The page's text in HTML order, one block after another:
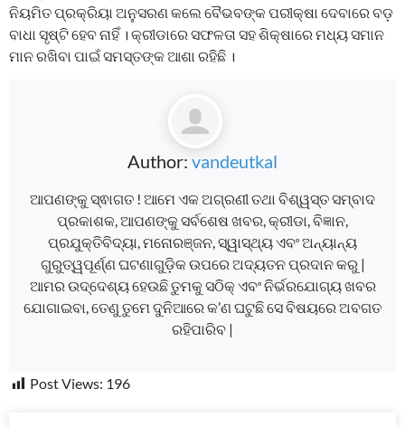
ନିୟମିତ ପ୍ରକ୍ରିୟା ଅନୁସରଣ କଲେ ବୈଭବଙ୍କ ପରୀକ୍ଷା ଦେବାରେ ବଡ଼
ବାଧା ସୃଷ୍ଟି ହେବ ନାହିଁ । କ୍ରୀଡାରେ ସଫଳତା ସହ ଶିକ୍ଷାରେ ମଧ୍ୟ ସମାନ
ମାନ ରଖିବା ପାଇଁ ସମସ୍ତଙ୍କ ଆଶା ରହିଛି ।
Author: vandeutkal
ଆପଣଙ୍କୁ ସ୍ଵାଗତ ! ଆମେ ଏକ ଅଗ୍ରଣୀ ତଥା ବିଶ୍ୱସ୍ତ ସମ୍ବାଦ
ପ୍ରକାଶକ, ଆପଣଙ୍କୁ ସର୍ବଶେଷ ଖବର, କ୍ରୀଡା, ବିଜ୍ଞାନ,
ପ୍ରଯୁକ୍ତିବିଦ୍ୟା, ମନୋରଞ୍ଜନ, ସ୍ୱାସ୍ଥ୍ୟ ଏବଂ ଅନ୍ୟାନ୍ୟ
ଗୁରୁତ୍ୱପୂର୍ଣ୍ଣ ଘଟଣାଗୁଡ଼ିକ ଉପରେ ଅଦ୍ୟତନ ପ୍ରଦାନ କରୁ |
ଆମର ଉଦ୍ଦେଶ୍ୟ ହେଉଛି ତୁମକୁ ସଠିକ୍ ଏବଂ ନିର୍ଭରଯୋଗ୍ୟ ଖବର
ଯୋଗାଇବା, ତେଣୁ ତୁମେ ଦୁନିଆରେ କ’ଣ ଘଟୁଛି ସେ ବିଷୟରେ ଅବଗତ
ରହିପାରିବ |
Post Views: 196